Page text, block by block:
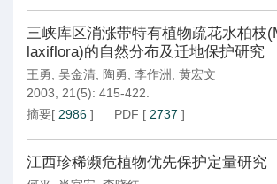
三峡库区消涨带特有植物疏花水柏枝
laxiflora)的自然分布及迁地保护研究
王勇 吴金清 陶勇 李作洲
黄宏文
2003, 21(5): 415-422.
摘要[ 2986 ] PDF [ 2737 ]
江西珍稀濒危植物优先保护定量研究